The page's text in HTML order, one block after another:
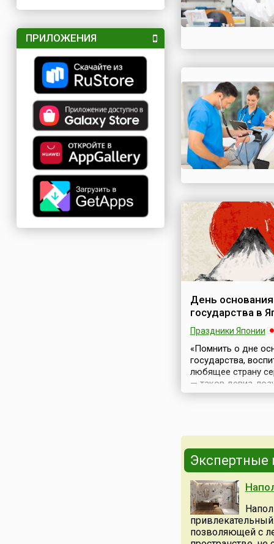
ПРИЛОЖЕНИЯ
День основания
государства в
Праздники Японии
«Помнить о дне
государства,
любящее страну
— таков девиз-
определенный для
праздниках».
отмечается в
является
общенациональным
выходным днем.В
истории Японии,
летопись
Экспертные
позволяющей с